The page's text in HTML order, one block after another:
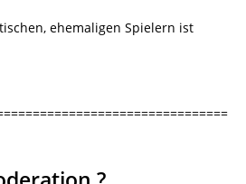
ehemaligen Spielern ist